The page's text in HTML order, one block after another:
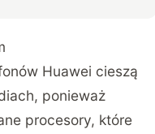
Huawei cieszą
ponieważ
procesory, które